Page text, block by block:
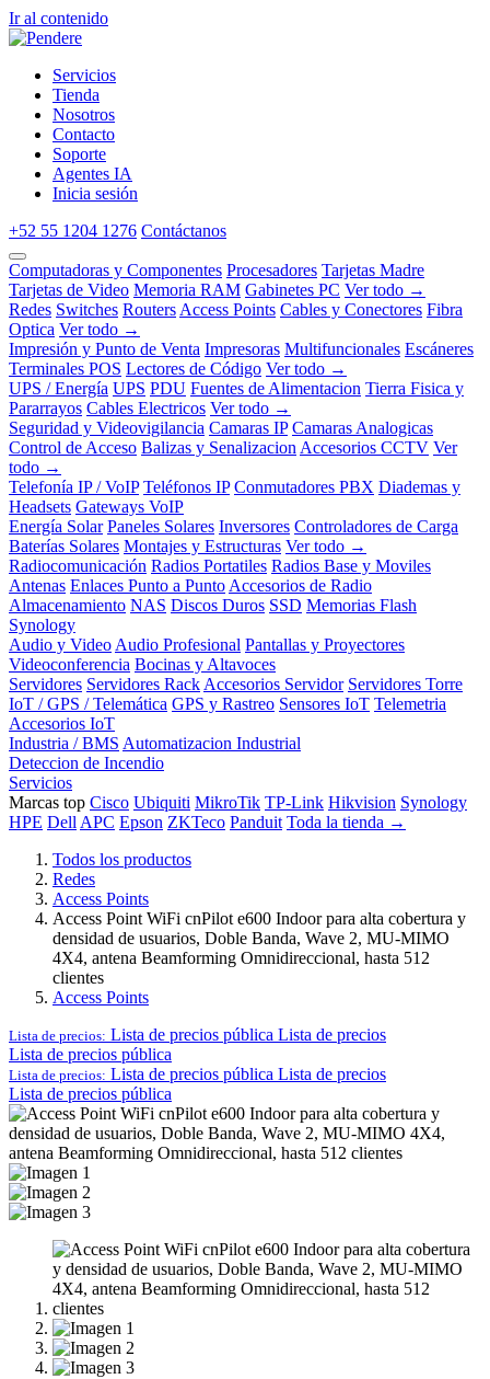
Ir al contenido
Servicios
Tienda
Nosotros
Contacto
Soporte
Agentes IA
Inicia sesión
+52 55 1204 1276 Contáctanos
Computadoras y Componentes Procesadores Tarjetas Madre
Tarjetas de Video Memoria RAM Gabinetes PC Ver todo →
Redes Switches Routers Access Points Cables y Conectores Fibra
Optica Ver todo →
Impresión y Punto de Venta Impresoras Multifuncionales Escáneres
Terminales POS Lectores de Código Ver todo →
UPS / Energía UPS PDU Fuentes de Alimentacion Tierra Fisica y
Pararrayos Cables Electricos Ver todo →
Seguridad y Videovigilancia Camaras IP Camaras Analogicas
Control de Acceso Balizas y Senalizacion Accesorios CCTV Ver
todo →
Telefonía IP / VoIP Teléfonos IP Conmutadores PBX Diademas y
Headsets Gateways VoIP
Energía Solar Paneles Solares Inversores Controladores de Carga
Baterías Solares Montajes y Estructuras Ver todo →
Radiocomunicación Radios Portatiles Radios Base y Moviles
Antenas Enlaces Punto a Punto Accesorios de Radio
Almacenamiento NAS Discos Duros SSD Memorias Flash
Synology
Audio y Video Audio Profesional Pantallas y Proyectores
Videoconferencia Bocinas y Altavoces
Servidores Servidores Rack Accesorios Servidor Servidores Torre
IoT / GPS / Telemática GPS y Rastreo Sensores IoT Telemetria
Accesorios IoT
Industria / BMS Automatizacion Industrial
Deteccion de Incendio
Servicios
Marcas top Cisco Ubiquiti MikroTik TP-Link Hikvision Synology
HPE Dell APC Epson ZKTeco Panduit Toda la tienda →
Todos los productos
Redes
Access Points
Access Point WiFi cnPilot e600 Indoor para alta cobertura y
densidad de usuarios, Doble Banda, Wave 2, MU-MIMO
4X4, antena Beamforming Omnidireccional, hasta 512
clientes
Access Points
Lista de precios: Lista de precios pública Lista de precios
Lista de precios pública
Lista de precios: Lista de precios pública Lista de precios
Lista de precios pública